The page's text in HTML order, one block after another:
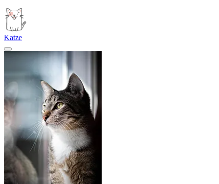
Katze